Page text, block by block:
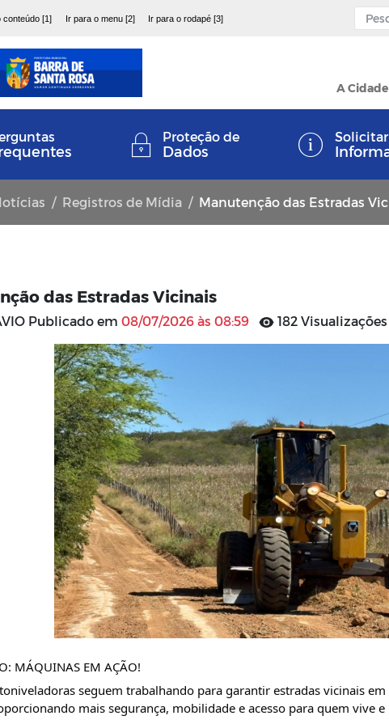
conteúdo [1] Ir para o menu [2] Ir para o rodapé [3]
A Cidade
Proteção de
Dados
Solicitar
Registros de Mídia Manutenção das Estradas
das Estradas Vicinais
Publicado em 08/07/2026 às 08:59 182 Visualizações
MÁQUINAS EM AÇÃO!
seguem trabalhando para garantir estradas vicinais
mais segurança, mobilidade e acesso para quem vive